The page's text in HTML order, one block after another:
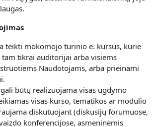
teikti mokomojo turinio e. kursus, kurie
tikrai auditorijai arba visiems
Naudotojams, arba prieinami
būtų realizuojama visas ugdymo
visas kurso, tematikos ar modulio
diskutuojant (diskusijų forumuose,
konferencijose, asmeninėmis